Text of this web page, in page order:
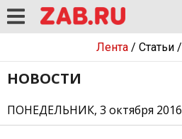
Лента/ Статьи/
НОВОСТИ
ПОНЕДЕЛЬНИК, 3 октября 2016